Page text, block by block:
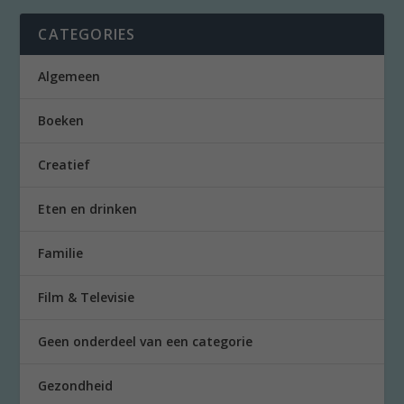
CATEGORIES
Algemeen
Boeken
Creatief
Eten en drinken
Familie
Film & Televisie
Geen onderdeel van een categorie
Gezondheid